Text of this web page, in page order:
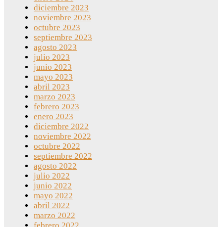
diciembre 2023
noviembre 2023
octubre 2023
septiembre 2023
agosto 2023
julio 2023
junio 2023
mayo 2023
abril 2023
marzo 2023
febrero 2023
enero 2023
diciembre 2022
noviembre 2022
octubre 2022
septiembre 2022
agosto 2022
julio 2022
junio 2022
mayo 2022
abril 2022
marzo 2022